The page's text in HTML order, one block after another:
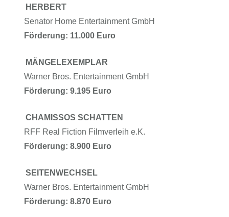
HERBERT
Senator Home Entertainment GmbH
Förderung: 11.000 Euro
MÄNGELEXEMPLAR
Warner Bros. Entertainment GmbH
Förderung: 9.195 Euro
CHAMISSOS SCHATTEN
RFF Real Fiction Filmverleih e.K.
Förderung: 8.900 Euro
SEITENWECHSEL
Warner Bros. Entertainment GmbH
Förderung: 8.870 Euro